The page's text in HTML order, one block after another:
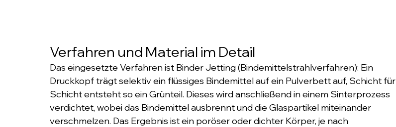
Verfahren und Material im Detail
Das eingesetzte Verfahren ist Binder Jetting (Bindemittelstrahlverfahren): Ein
Druckkopf trägt selektiv ein flüssiges Bindemittel auf ein Pulverbett auf, Schicht für
Schicht entsteht so ein Grünteil. Dieses wird anschließend in einem Sinterprozess
verdichtet, wobei das Bindemittel ausbrennt und die Glaspartikel miteinander
verschmelzen. Das Ergebnis ist ein poröser oder dichter Körper, je nach